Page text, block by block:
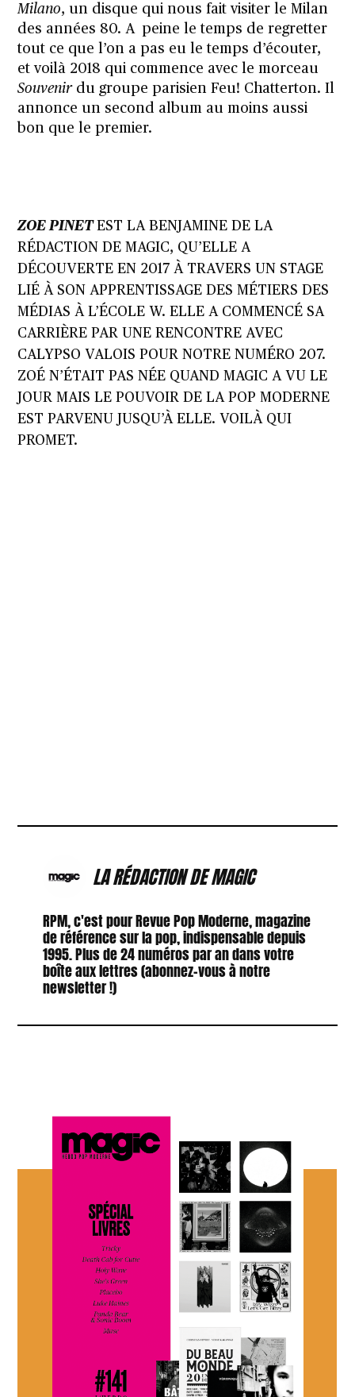
Milano, un disque qui nous fait visiter le Milan
des années 80. Apeine le temps de regretter
tout ce que l’on a pas eu le temps d’écouter,
et voilà 2018 qui commence avec le morceau
Souvenirdu groupe parisien Feu! Chatterton. Il
annonce un second album au moins aussi
bon que le premier.
ZOE PINET EST LA BENJAMINE DE LA
RÉDACTION DE MAGIC, QU’ELLE A
DÉCOUVERTE EN 2017 À TRAVERS UN STAGE
LIÉ À SON APPRENTISSAGE DES MÉTIERS DES
MÉDIAS À L’ÉCOLE W. ELLE A COMMENCÉ SA
CARRIÈRE PAR UNE RENCONTRE AVEC
CALYPSO VALOIS POUR NOTRE NUMÉRO 207.
ZOÉ N’ÉTAIT PAS NÉE QUAND MAGIC A VU LE
JOUR MAIS LE POUVOIR DE LA POP MODERNE
EST PARVENU JUSQU’À ELLE. VOILÀ QUI
PROMET.
LA RÉDACTION DE MAGIC
RPM, c'est pour Revue Pop Moderne, magazine
de référence sur la pop, indispensable depuis
1995. Plus de 24 numéros par an dans votre
boîte aux lettres (abonnez-vous à notre
newsletter !)